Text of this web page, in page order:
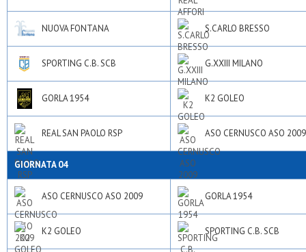
NUOVA FONTANA S.CARLO BRESSO
SPORTING C.B. SCB G.XXIII MILANO
GORLA 1954 K2 GOLEO
REAL SAN PAOLO RSP ASO CERNUSCO ASO 2009
GIORNATA 04
ASO CERNUSCO ASO 2009 GORLA 1954
K2 GOLEO SPORTING C.B. SCB